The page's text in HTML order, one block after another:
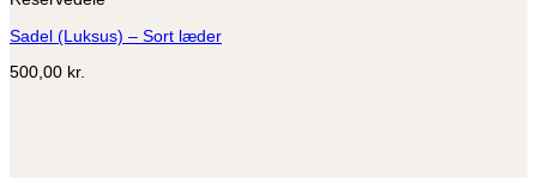
Sadel (Luksus) – Sort læder
500,00 kr.